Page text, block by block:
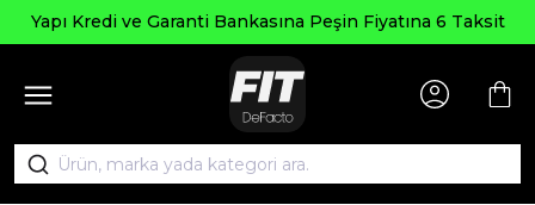
Yapı Kredi ve Garanti Bankasına Peşin Fiyatına 6 Taksit